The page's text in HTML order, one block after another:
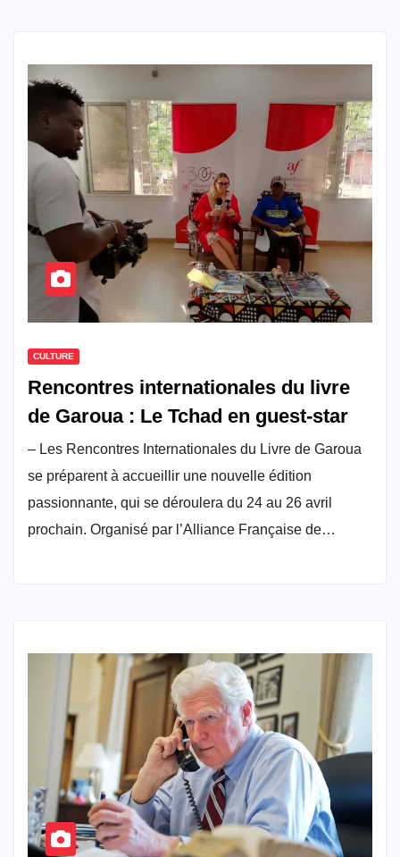
CULTURE
Rencontres internationales du livre
de Garoua : Le Tchad en guest-star
– Les Rencontres Internationales du Livre de Garoua
se préparent à accueillir une nouvelle édition
passionnante, qui se déroulera du 24 au 26 avril
prochain. Organisé par l’Alliance Française de…